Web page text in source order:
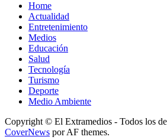
Home
Actualidad
Entretenimiento
Medios
Educación
Salud
Tecnología
Turismo
Deporte
Medio Ambiente
Copyright © El Extramedios - Todos los
CoverNews por AF themes.